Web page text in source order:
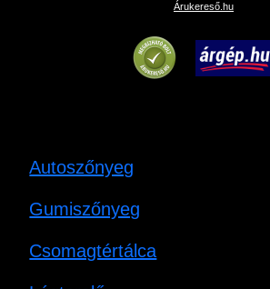
Árukereső.hu
Autoszőnyeg
Gumiszőnyeg
Csomagtértálca